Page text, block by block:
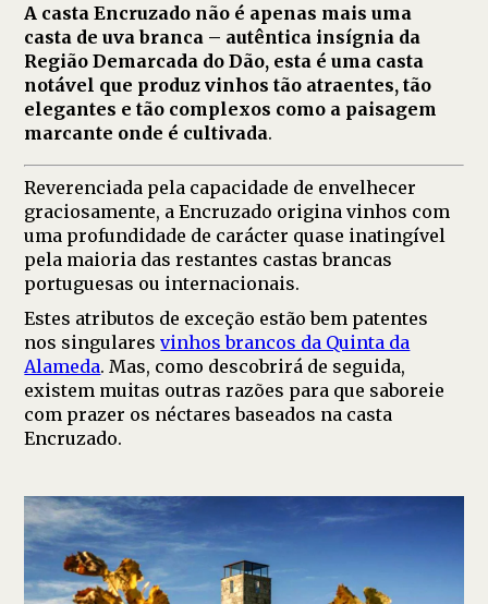
A casta Encruzado não é apenas mais uma
casta de uva branca – autêntica insígnia da
Região Demarcada do Dão, esta é uma casta
notável que produz vinhos tão atraentes, tão
elegantes e tão complexos como a paisagem
marcante onde é cultivada.
Reverenciada pela capacidade de envelhecer
graciosamente, a Encruzado origina vinhos com
uma profundidade de carácter quase inatingível
pela maioria das restantes castas brancas
portuguesas ou internacionais.
Estes atributos de exceção estão bem patentes
nos singularesvinhos brancos da Quinta da
Alameda. Mas, como descobrirá de seguida,
existem muitas outras razões para que saboreie
com prazer os néctares baseados na casta
Encruzado.